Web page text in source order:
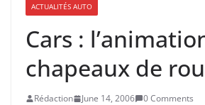
ACTUALITÉS AUTO
Cars :
chapeaux de
Rédaction June 14, 2006 0 Comments